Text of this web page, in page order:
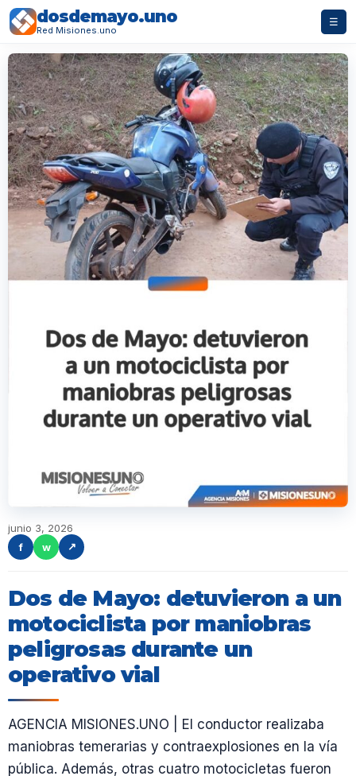
dosdemayo.uno
Red Misiones.uno
☰
junio 3, 2026
f
w ↗
Dos de Mayo: detuvieron a un
motociclista por maniobras
peligrosas durante un
operativo vial
AGENCIA MISIONES.UNO | El conductor realizaba
maniobras temerarias y contraexplosiones en la vía
pública. Además, otras cuatro motocicletas fueron